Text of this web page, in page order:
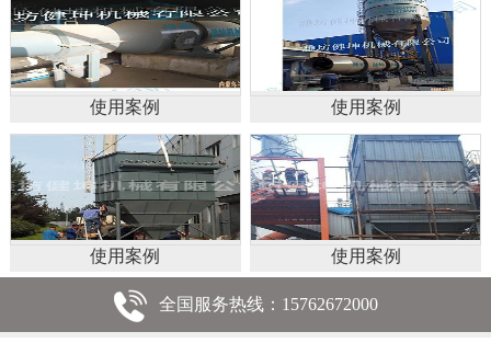
使用案例 使用案例
使用案例 使用案例
全国服务热线：15762672000